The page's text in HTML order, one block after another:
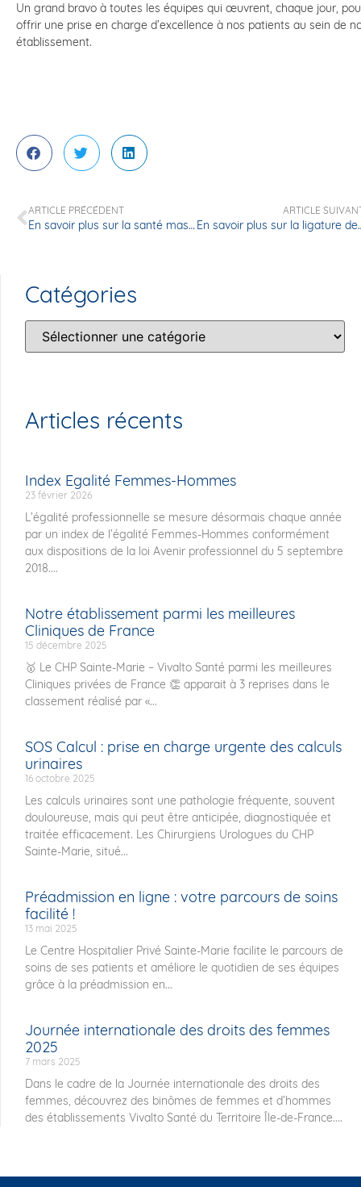
Un grand bravo à toutes les équipes qui œuvrent, chaque jour,
offrir une prise en charge d’excellence à nos patients au sein de
établissement.
ARTICLE PRÉCÉDENT
En savoir plus sur la santé masculine
ARTICLE
En savoir
Catégories
Articles récents
Index Egalité Femmes-Hommes
23 février 2026
L’égalité professionnelle se mesure désormais chaque année
par un index de l’égalité Femmes-Hommes conformément
aux dispositions de la loi Avenir professionnel du 5 septembre
2018....
Notre établissement parmi les meilleures
Cliniques de France
15 décembre 2025
🥇 Le CHP Sainte-Marie – Vivalto Santé parmi les meilleures
Cliniques privées de France 👏 apparait à 3 reprises dans le
classement réalisé par «...
SOS Calcul : prise en charge urgente des calculs
urinaires
16 octobre 2025
Les calculs urinaires sont une pathologie fréquente, souvent
douloureuse, mais qui peut être anticipée, diagnostiquée et
traitée efficacement. Les Chirurgiens Urologues du CHP
Sainte-Marie, situé...
Préadmission en ligne : votre parcours de soins
facilité !
13 mai 2025
Le Centre Hospitalier Privé Sainte-Marie facilite le parcours de
soins de ses patients et améliore le quotidien de ses équipes
grâce à la préadmission en...
Journée internationale des droits des femmes
2025
7 mars 2025
Dans le cadre de la Journée internationale des droits des
femmes, découvrez des binômes de femmes et d’hommes
des établissements Vivalto Santé du Territoire Île-de-France....